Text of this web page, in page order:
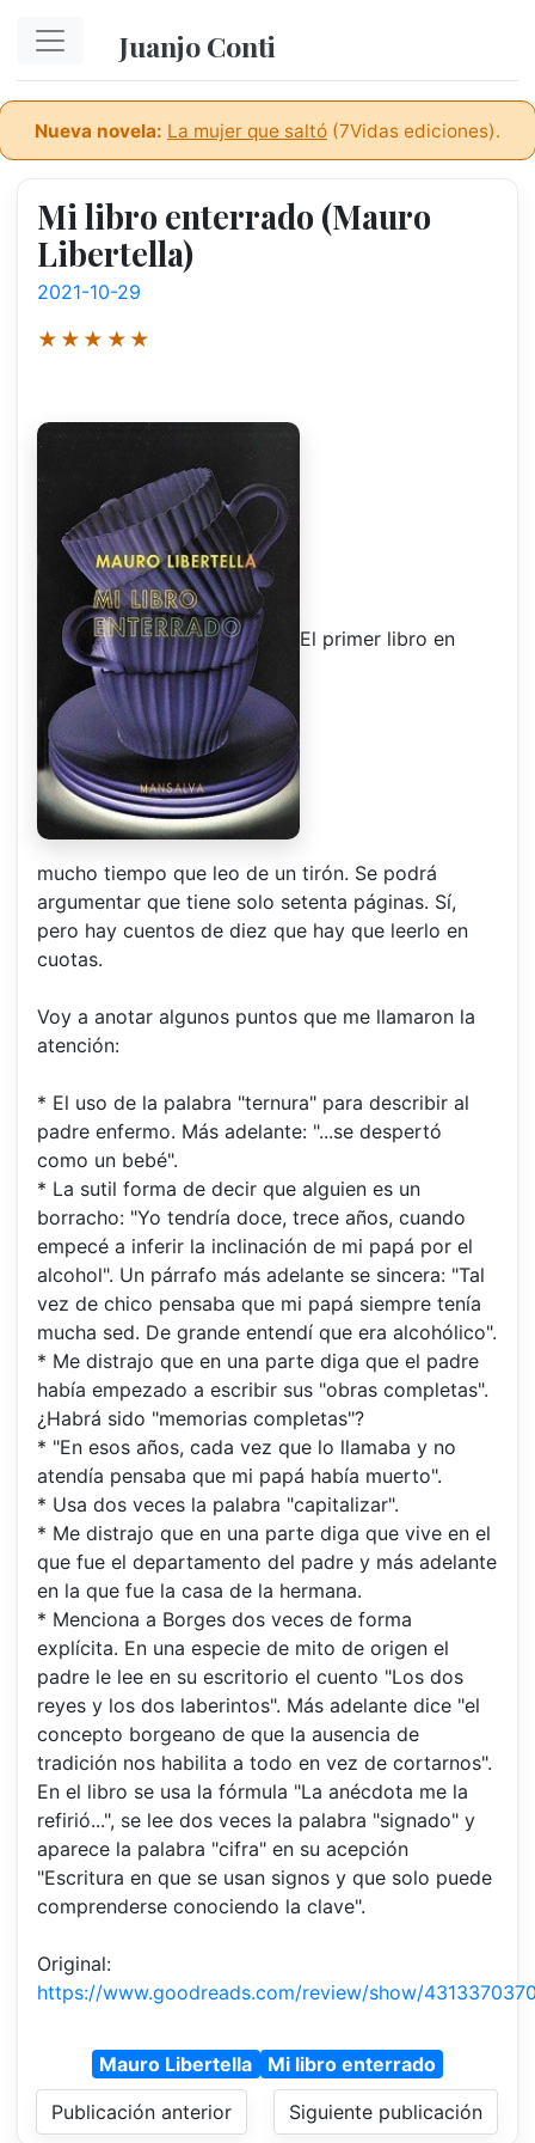
Juanjo Conti
Nueva novela: La mujer que saltó (7Vidas ediciones).
Mi libro enterrado (Mauro
Libertella)
2021-10-29
★★★★★
El primer libro en
mucho tiempo que leo de un tirón. Se podrá
argumentar que tiene solo setenta páginas. Sí,
pero hay cuentos de diez que hay que leerlo en
cuotas.
Voy a anotar algunos puntos que me llamaron la
atención:
* El uso de la palabra "ternura" para describir al
padre enfermo. Más adelante: "...se despertó
como un bebé".
* La sutil forma de decir que alguien es un
borracho: "Yo tendría doce, trece años, cuando
empecé a inferir la inclinación de mi papá por el
alcohol". Un párrafo más adelante se sincera: "Tal
vez de chico pensaba que mi papá siempre tenía
mucha sed. De grande entendí que era alcohólico".
* Me distrajo que en una parte diga que el padre
había empezado a escribir sus "obras completas".
¿Habrá sido "memorias completas"?
* "En esos años, cada vez que lo llamaba y no
atendía pensaba que mi papá había muerto".
* Usa dos veces la palabra "capitalizar".
* Me distrajo que en una parte diga que vive en el
que fue el departamento del padre y más adelante
en la que fue la casa de la hermana.
* Menciona a Borges dos veces de forma
explícita. En una especie de mito de origen el
padre le lee en su escritorio el cuento "Los dos
reyes y los dos laberintos". Más adelante dice "el
concepto borgeano de que la ausencia de
tradición nos habilita a todo en vez de cortarnos".
En el libro se usa la fórmula "La anécdota me la
refirió...", se lee dos veces la palabra "signado" y
aparece la palabra "cifra" en su acepción
"Escritura en que se usan signos y que solo puede
comprenderse conociendo la clave".
Original:
https://www.goodreads.com/review/show/
Mauro Libertella
Mi libro enterrado
Publicación anterior
Siguiente publicación